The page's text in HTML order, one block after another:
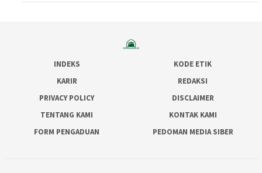
INDEKS
KODE ETIK
KARIR
REDAKSI
PRIVACY POLICY
DISCLAIMER
TENTANG KAMI
KONTAK KAMI
FORM PENGADUAN
PEDOMAN MEDIA SIBER